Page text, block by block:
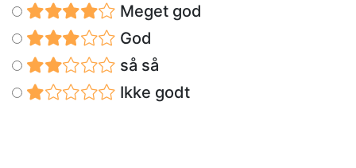
Meget god
God
så så
Ikke godt